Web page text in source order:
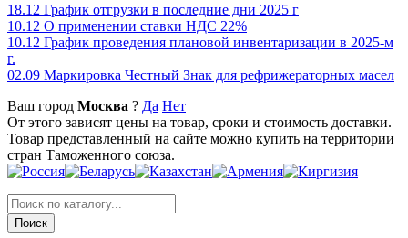
18.12 График отгрузки в последние дни 2025 г
10.12 О применении ставки НДС 22%
10.12 График проведения плановой инвентаризации в 2025-м
г.
02.09 Маркировка Честный Знак для рефрижераторных масел
Ваш город Москва ? Да Нет
От этого зависят цены на товар, сроки и стоимость доставки.
Товар представленный на сайте можно купить на территории
стран Таможенного союза.